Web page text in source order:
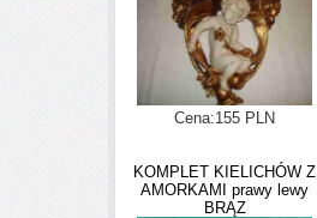
Cena:155 PLN
KOMPLET KIELICHÓW Z
AMORKAMI prawy lewy
BRĄZ